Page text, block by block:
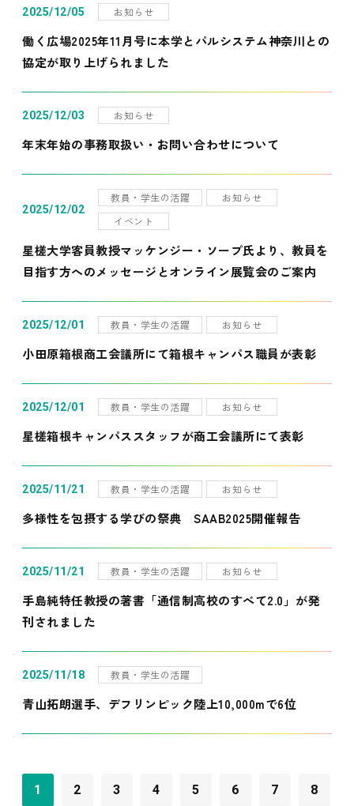
2025/12/05 お知らせ
働く広場2025年11月号に本学とパルシステム神奈川との
協定が取り上げられました
2025/12/03 お知らせ
年末年始の事務取扱い・お問い合わせについて
2025/12/02
教員・学生の活躍
お知らせ
イベント
星槎大学客員教授マッケンジー・ソープ氏より、教員を
目指す方へのメッセージとオンライン展覧会のご案内
2025/12/01 教員・学生の活躍 お知らせ
小田原箱根商工会議所にて箱根キャンパス職員が表彰
2025/12/01 教員・学生の活躍 お知らせ
星槎箱根キャンパススタッフが商工会議所にて表彰
2025/11/21 教員・学生の活躍 お知らせ
多様性を包摂する学びの祭典 SAAB2025開催報告
2025/11/21 教員・学生の活躍 お知らせ
手島純特任教授の著書「通信制高校のすべて2.0」が発
刊されました
2025/11/18 教員・学生の活躍
青山拓朗選手、デフリンピック陸上10,000mで6位
1 2 3 4 5 6 7 8